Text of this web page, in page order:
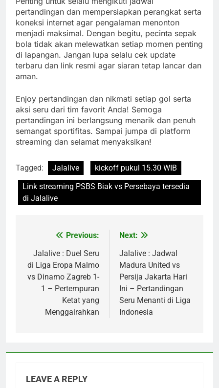
pertandingan dan mempersiapkan perangkat serta
koneksi internet agar pengalaman menonton
menjadi maksimal. Dengan begitu, pecinta sepak
bola tidak akan melewatkan setiap momen penting
di lapangan. Jangan lupa selalu cek update
terbaru dan link resmi agar siaran tetap lancar dan
aman.
Enjoy pertandingan dan nikmati setiap gol serta
aksi seru dari tim favorit Anda! Semoga
pertandingan ini berlangsung menarik dan penuh
semangat sportifitas. Sampai jumpa di platform
streaming dan selamat menyaksikan!
Tagged: Jalalive
kickoff pukul 15.30 WIB
Link streaming PSBS Biak vs Persebaya tersedia
di Jalalive
navigation
Previous:
Jalalive : Duel Seru
di Liga Eropa Malmo
vs Dinamo Zagreb 1-
1 – Pertempuran
Ketat yang
Menggairahkan
Next:
Jalalive : Jadwal
Madura United vs
Persija Jakarta Hari
Ini – Pertandingan
Seru Menanti di Liga
Indonesia
LEAVE A REPLY